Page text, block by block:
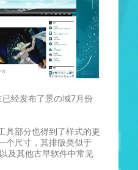
经发布了景の域7月份
具部分也得到了样式的更
个尺寸，其排版类似于
及其他古早软件中常见